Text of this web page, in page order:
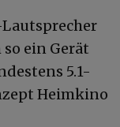
ein Gerät
5.1-
Heimkino